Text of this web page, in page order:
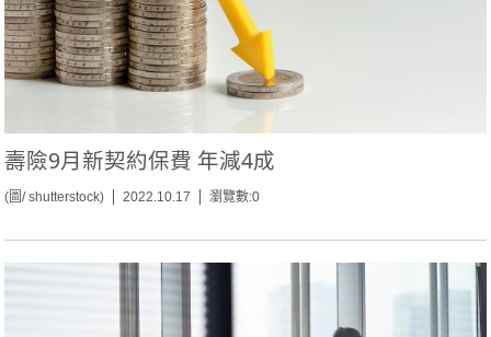
壽險9月新契約保費 年減4成
(圖/ shutterstock) 2022.10.17 瀏覽數:0